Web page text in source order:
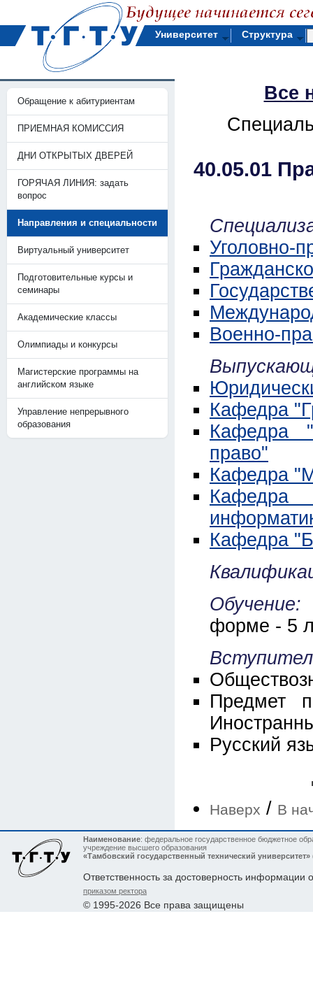
Университет Структура
Обращение к абитуриентам
ПРИЕМНАЯ КОМИССИЯ
ДНИ ОТКРЫТЫХ ДВЕРЕЙ
ГОРЯЧАЯ ЛИНИЯ: задать
вопрос
Направления и специальности
Виртуальный университет
Подготовительные курсы и
семинары
Академические классы
Олимпиады и конкурсы
Магистерские программы на
английском языке
Управление непрерывного
образования
Все
40.05.01
Уголовно-
Военно-
Кафедра
Кафедра
право"
Кафедра
Кафедра
Кафедра
форме - 5
Предмет
Русский
Наверх / В
Наименование: федеральное государственное бюджетное
учреждение высшего образования
«Тамбовский государственный технический
Ответственность за достоверность информации
приказом ректора
© 1995-2026 Все права защищены